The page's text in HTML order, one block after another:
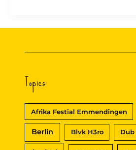
DIE
in
Topics:
Afrika Festial Emmendingen
Berlin Blvk H3ro Dub